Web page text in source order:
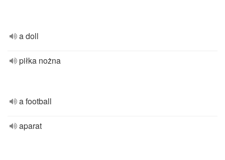
a doll
piłka nożna
a football
aparat